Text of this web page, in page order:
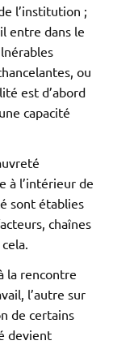
l’institution ;
entre dans le
ou
est d’abord
capacité
à l’intérieur de
sont établies
chaînes
la rencontre
l’autre sur
de certains
devient